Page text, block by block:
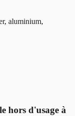
aluminium,
hors d'usage à